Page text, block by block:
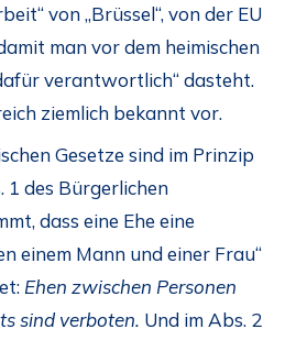
von „Brüssel“, von der EU
man vor dem heimischen
verantwortlich“ dasteht.
ziemlich bekannt vor.
Gesetze sind im Prinzip
1 des Bürgerlichen
dass eine Ehe eine
einem Mann und einer Frau“
Ehen zwischen Personen
sind verboten. Und im Abs. 2